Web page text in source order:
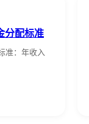
分配标准
准：年收入